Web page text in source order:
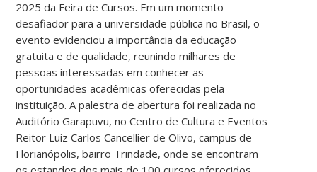
2025 da Feira de Cursos. Em um momento
desafiador para a universidade pública no Brasil, o
evento evidenciou a importância da educação
gratuita e de qualidade, reunindo milhares de
pessoas interessadas em conhecer as
oportunidades acadêmicas oferecidas pela
instituição. A palestra de abertura foi realizada no
Auditório Garapuvu, no Centro de Cultura e Eventos
Reitor Luiz Carlos Cancellier de Olivo, campus de
Florianópolis, bairro Trindade, onde se encontram